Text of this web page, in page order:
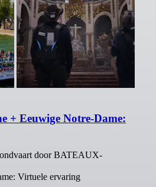
+ Eeuwige Notre-Dame:
door BATEAUX-
Virtuele ervaring